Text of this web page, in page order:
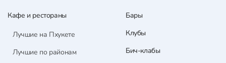
Кафе и рестораны
Лучшие на Пхукете
Лучшие по районам
Бары
Клубы
Бич-клабы